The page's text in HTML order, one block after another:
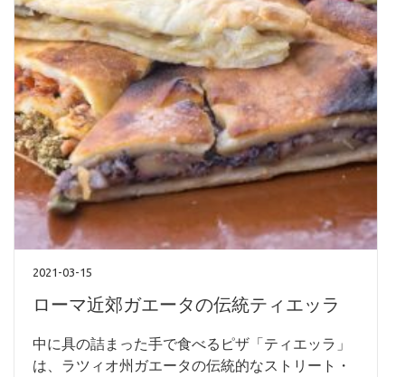
2021-03-15
ローマ近郊ガエータの伝統ティエッラ
中に具の詰まった手で食べるピザ「ティエッラ」
は、ラツィオ州ガエータの伝統的なストリート・